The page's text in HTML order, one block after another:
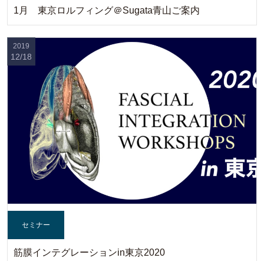
1月 東京ロルフィング＠Sugata青山ご案内
セミナー
筋膜インテグレーションin東京2020
2019
12/18